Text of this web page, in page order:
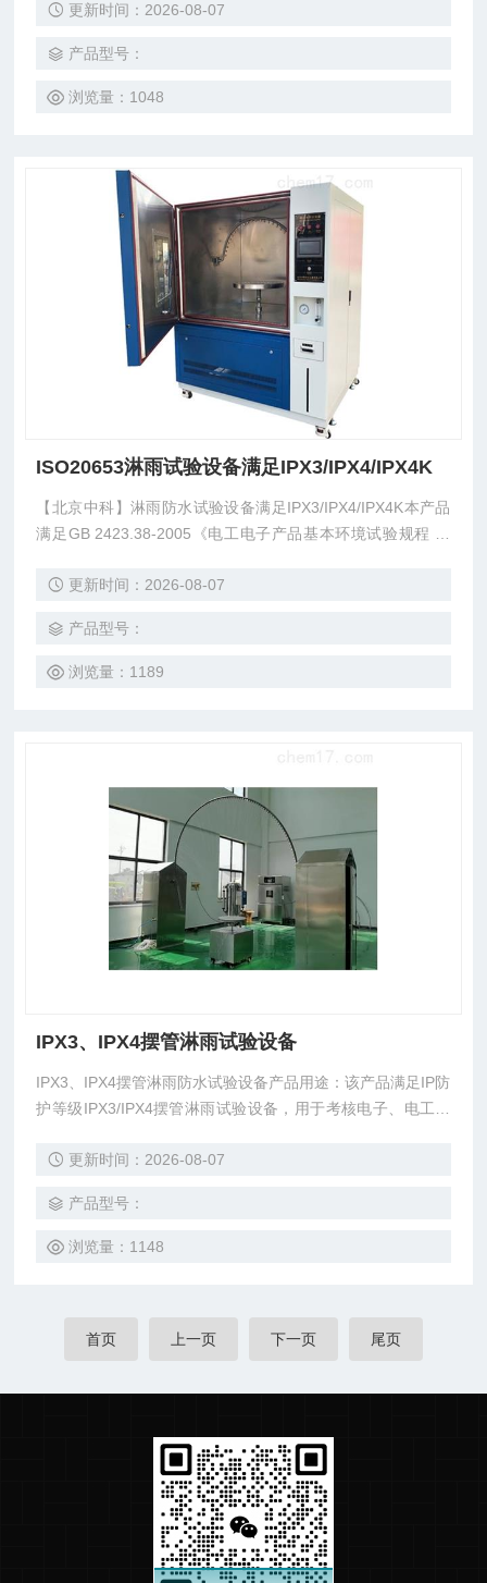
性能。也是科研单位及质量检测机构*的测试设备。
更新时间：2026-08-07
产品型号：
浏览量：1048
ISO20653淋雨试验设备满足IPX3/IPX4/IPX4K
【北京中科】淋雨防水试验设备满足IPX3/IPX4/IPX4K本产品
满足GB 2423.38-2005《电工电子产品基本环境试验规程 试
8—2008、GB/T4942—93、IEC60529:2001、ISO20653-20
相关标准的技术参数设计制造
更新时间：2026-08-07
产品型号：
浏览量：1189
IPX3、IPX4摆管淋雨试验设备
IPX3、IPX4摆管淋雨防水试验设备产品用途：该产品满足IP防
护等级IPX3/IPX4摆管淋雨试验设备，用于考核电子、电工产
备及元器件良好的工作性能状态,同时检测产品在运输过程或
更新时间：2026-08-07
产品型号：
浏览量：1148
首页 上一页 下一页 尾页